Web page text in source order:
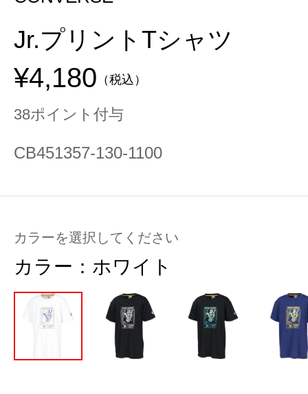
Jr.プリントTシャツ
¥4,180 （税込）
38ポイント付与
CB451357-130-1100
カラーを選択してください
カラー： ホワイト